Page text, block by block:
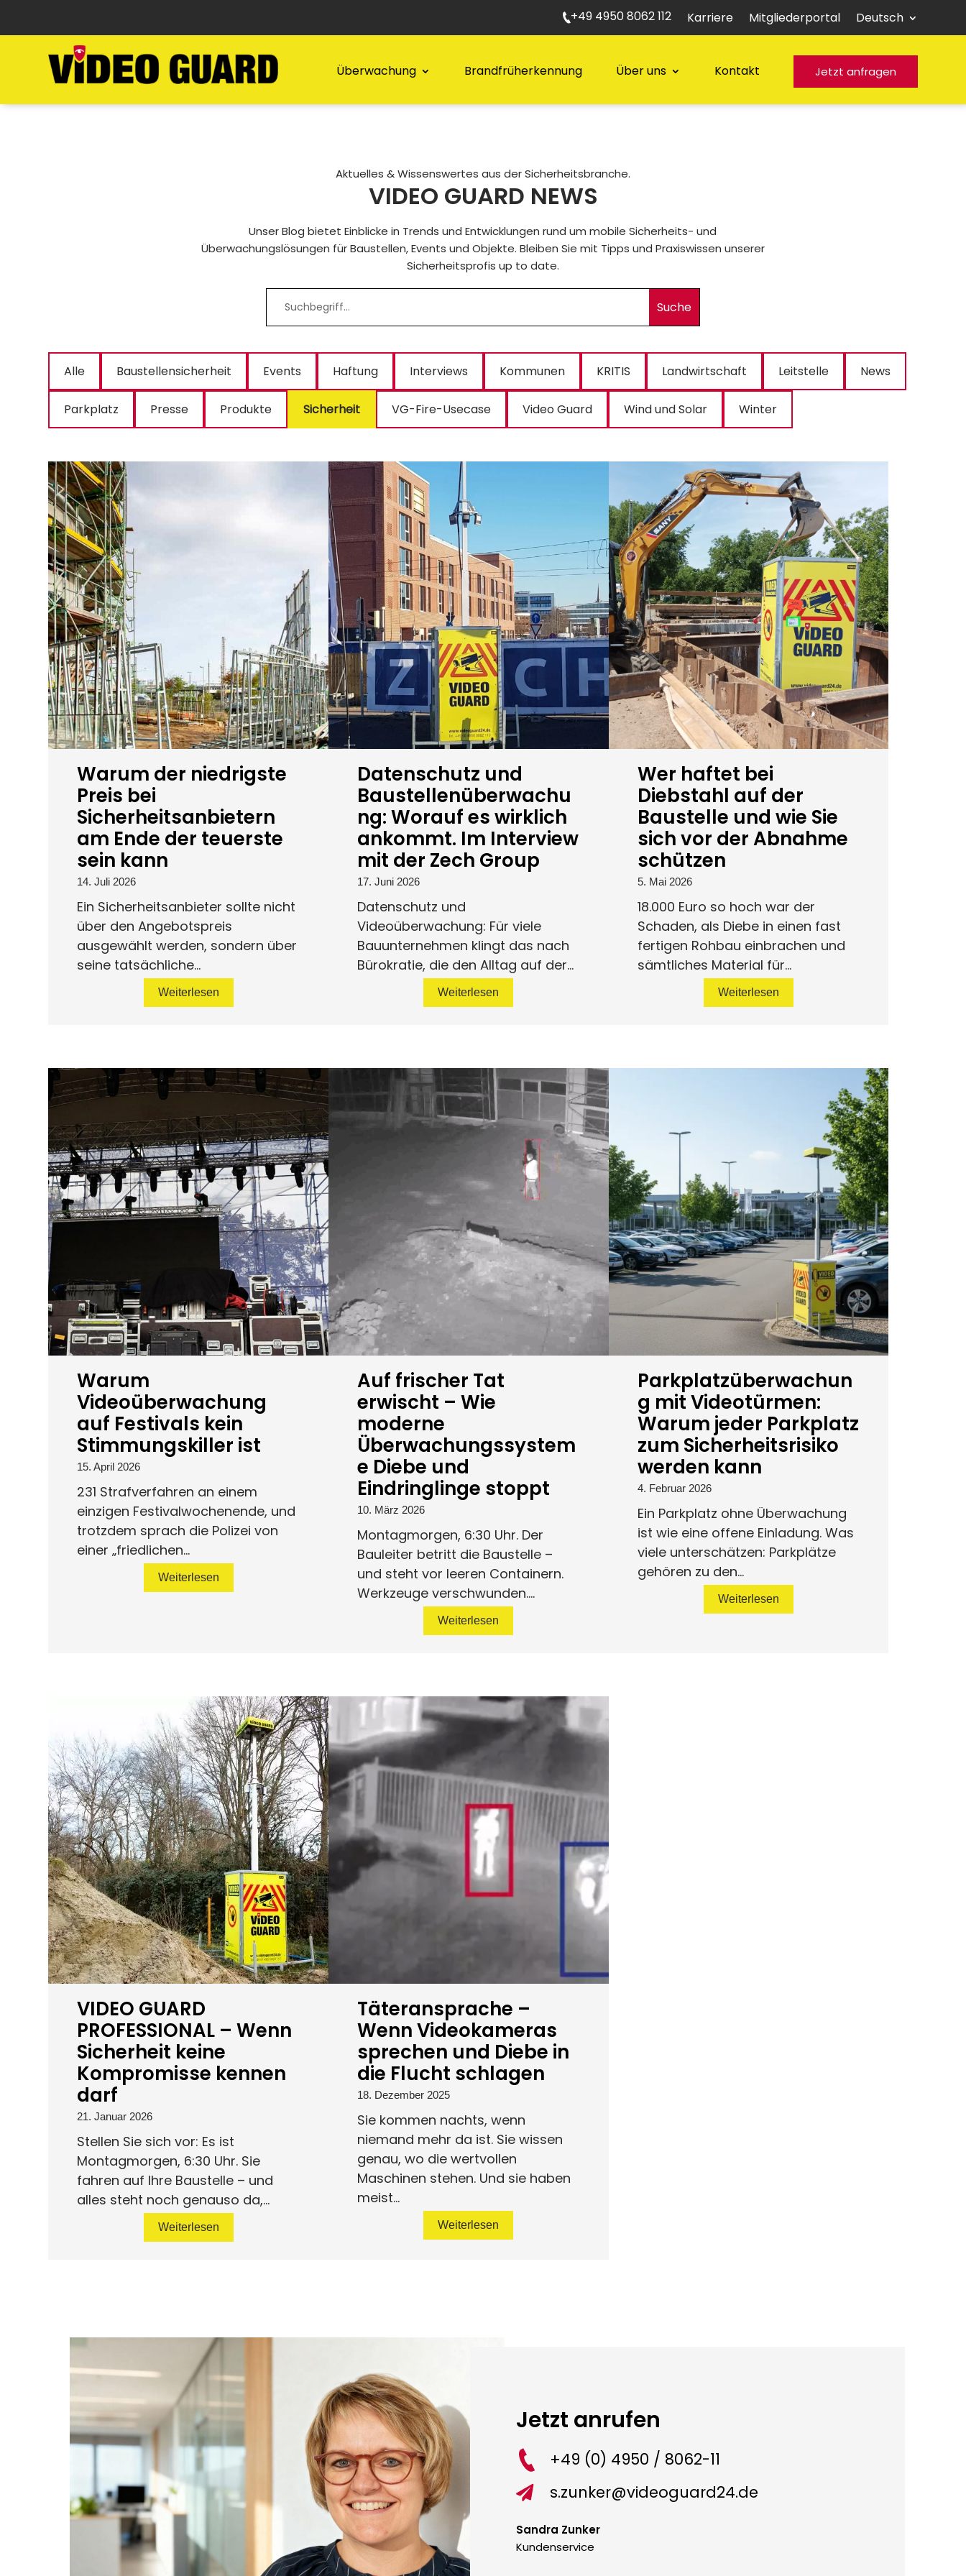
+49 4950 8062 112 Karriere Mitgliederportal Deutsch
Überwachung Brandfrüherkennung Über uns Kontakt Jetzt anfragen
Aktuelles & Wissenswertes aus der Sicherheitsbranche.
VIDEO GUARD NEWS
Unser Blog bietet Einblicke in Trends und Entwicklungen rund um mobile Sicherheits- und
Überwachungslösungen für Baustellen, Events und Objekte. Bleiben Sie mit Tipps und Praxiswissen unserer
Sicherheitsprofis up to date.
Alle Baustellensicherheit Events Haftung Interviews Kommunen KRITIS Landwirtschaft Leitstelle News
Parkplatz Presse Produkte Sicherheit VG-Fire-Usecase Video Guard Wind und Solar Winter
Warum der niedrigste
Preis bei
Sicherheitsanbietern
am Ende der teuerste
sein kann
14. Juli 2026
Ein Sicherheitsanbieter sollte nicht
über den Angebotspreis
ausgewählt werden, sondern über
seine tatsächliche...
Weiterlesen
Datenschutz und
Baustellenüberwachu
ng: Worauf es wirklich
ankommt. Im Interview
mit der Zech Group
17. Juni 2026
Datenschutz und
Videoüberwachung: Für viele
Bauunternehmen klingt das nach
Bürokratie, die den Alltag auf der...
Weiterlesen
Wer haftet bei
Diebstahl auf der
Baustelle und wie Sie
sich vor der Abnahme
schützen
5. Mai 2026
18.000 Euro so hoch war der
Schaden, als Diebe in einen fast
fertigen Rohbau einbrachen und
sämtliches Material für...
Weiterlesen
Warum
Videoüberwachung
auf Festivals kein
Stimmungskiller ist
15. April 2026
231 Strafverfahren an einem
einzigen Festivalwochenende, und
trotzdem sprach die Polizei von
einer „friedlichen...
Weiterlesen
Auf frischer Tat
erwischt – Wie
moderne
Überwachungssystem
e Diebe und
Eindringlinge stoppt
10. März 2026
Montagmorgen, 6:30 Uhr. Der
Bauleiter betritt die Baustelle –
und steht vor leeren Containern.
Werkzeuge verschwunden....
Weiterlesen
Parkplatzüberwachun
g mit Videotürmen:
Warum jeder Parkplatz
zum Sicherheitsrisiko
werden kann
4. Februar 2026
Ein Parkplatz ohne Überwachung
ist wie eine offene Einladung. Was
viele unterschätzen: Parkplätze
gehören zu den...
Weiterlesen
VIDEO GUARD
PROFESSIONAL – Wenn
Sicherheit keine
Kompromisse kennen
darf
21. Januar 2026
Stellen Sie sich vor: Es ist
Montagmorgen, 6:30 Uhr. Sie
fahren auf Ihre Baustelle – und
alles steht noch genauso da,...
Weiterlesen
Täteransprache –
Wenn Videokameras
sprechen und Diebe in
die Flucht schlagen
18. Dezember 2025
Sie kommen nachts, wenn
niemand mehr da ist. Sie wissen
genau, wo die wertvollen
Maschinen stehen. Und sie haben
meist...
Weiterlesen
Jetzt anrufen
+49 (0) 4950 / 8062-11
 s.zunker@videoguard24.de
Sandra Zunker
Kundenservice